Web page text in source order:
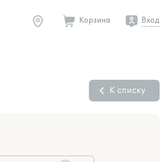
Корзина Вход
К списку